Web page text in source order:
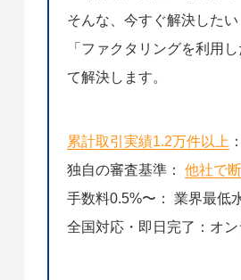
そんな、今すぐ解決した
「ファクタリングを利用
て解決します。
累計取引実績1.2万件以上
独自の審査基準： 他社で
手数料0.5%〜： 業界最低
全国対応・即日完了：オン